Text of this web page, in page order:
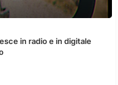
in radio e in digitale